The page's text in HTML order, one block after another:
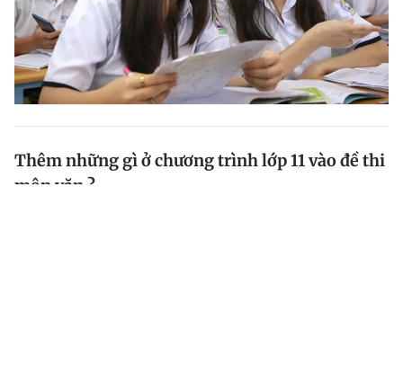
Thêm những gì ở chương trình lớp 11 vào đề thi
môn văn ?